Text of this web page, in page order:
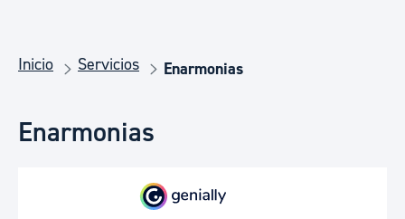
Inicio Servicios Enarmonias
Enarmonias